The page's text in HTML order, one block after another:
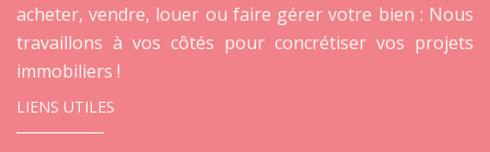
acheter, vendre, louer ou faire gérer votre bien : Nous
travaillons à vos côtés pour concrétiser vos projets
immobiliers !
LIENS UTILES